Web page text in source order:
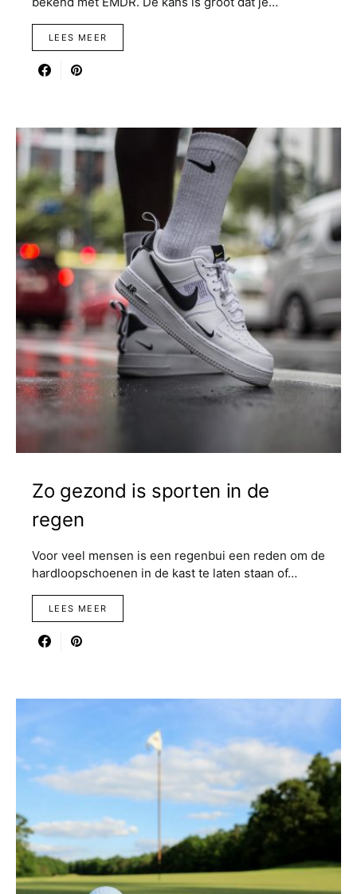
LEES MEER
Zo gezond is sporten in de
regen
Voor veel mensen is een regenbui een reden om de
hardloopschoenen in de kast te laten staan of…
LEES MEER